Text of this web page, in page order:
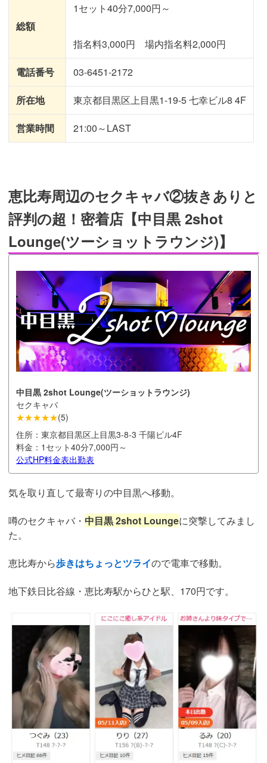
総額
1セット40分7,000円～
指名料3,000円 場内指名料2,000円
電話番号 03-6451-2172
所在地 東京都目黒区上目黒1-19-5 七幸ビル8 4F
営業時間 21:00～LAST
恵比寿周辺のセクキャバ②抜きありと
評判の超！密着店【中目黒 2shot
Lounge(ツーショットラウンジ)】
中目黒 2shot Lounge(ツーショットラウンジ)
セクキャバ
★★★★★(5)
住所： 東京都目黒区上目黒3-8-3 千陽ビル4F
料金： 1セット40分7,000円～
公式HP料金表出勤表
気を取り直して最寄りの中目黒へ移動。
噂のセクキャバ・ 中目黒 2shot Loungeに突撃してみまし
た。
恵比寿から歩きはちょっとツライので電車で移動。
地下鉄日比谷線・恵比寿駅からひと駅、170円です。